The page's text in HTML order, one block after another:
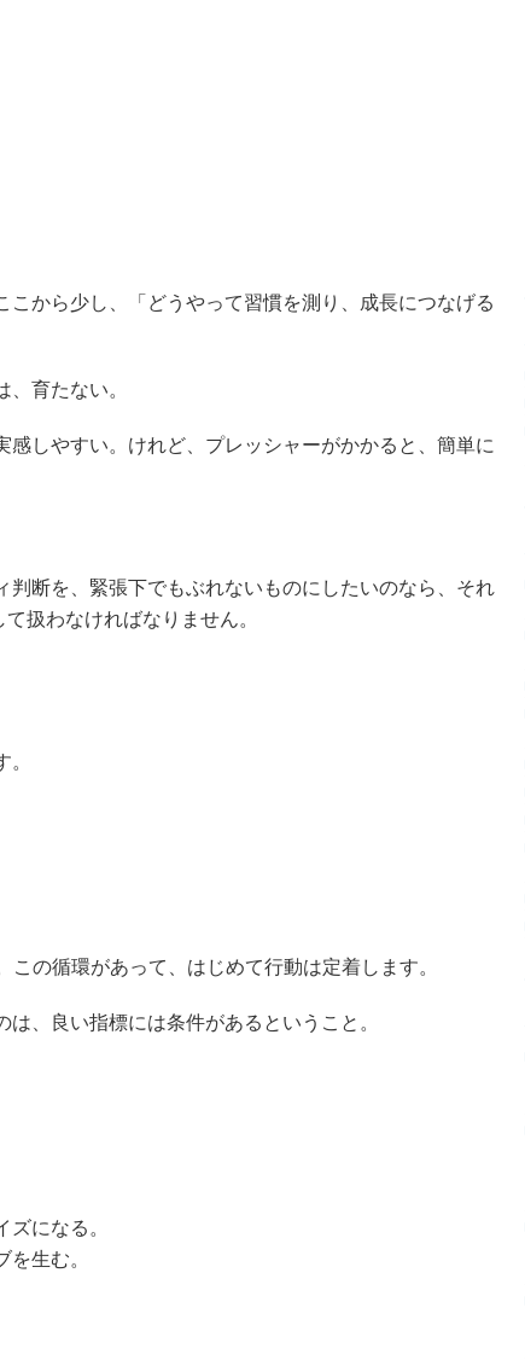
こから少し、「どうやって習慣を測り、成長につなげる
育たない。
感しやすい。けれど、プレッシャーがかかると、簡単に
判断を、緊張下でもぶれないものにしたいのなら、それ
扱わなければなりません。
この循環があって、はじめて行動は定着します。
、良い指標には条件があるということ。
になる。
生む。